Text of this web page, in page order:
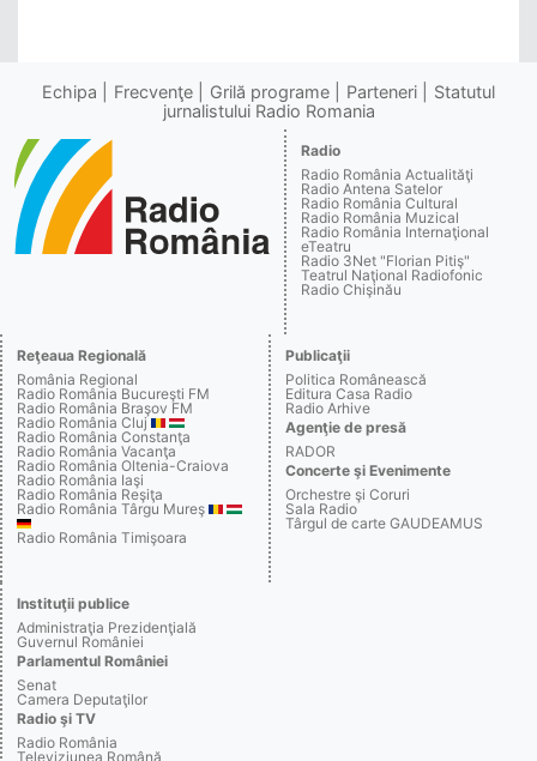
Echipa Frecvenţe Grilă programe Parteneri
Statutul
jurnalistului Radio Romania
Radio
Radio România Actualităţi
Radio Antena Satelor
Radio România Cultural
Radio România Muzical
Radio România Internaţional
eTeatru
Radio 3Net "Florian Pitiş"
Teatrul Naţional Radiofonic
Radio Chişinău
Reţeaua Regională
România Regional
Radio România Bucureşti FM
Radio România Braşov FM
Radio România Cluj
Radio România Constanţa
Radio România Vacanţa
Radio România Oltenia-Craiova
Radio România Iaşi
Radio România Reşiţa
Radio România Târgu Mureş
Radio România Timişoara
Publicaţii
Politica Românească
Editura Casa Radio
Radio Arhive
Agenţie de presă
RADOR
Concerte şi Evenimente
Orchestre şi Coruri
Sala Radio
Târgul de carte GAUDEAMUS
Instituţii publice
Administraţia Prezidenţială
Guvernul României
Parlamentul României
Senat
Camera Deputaţilor
Radio şi TV
Radio România
Televiziunea Română